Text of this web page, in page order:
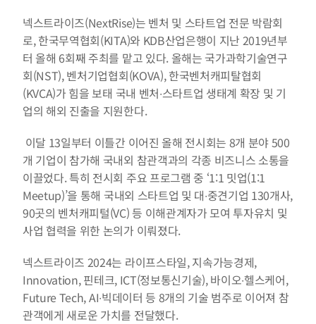
넥스트라이즈(NextRise)는 벤처 및 스타트업 전문 박람회
로, 한국무역협회(KITA)와 KDB산업은행이 지난 2019년부
터 올해 6회째 주최를 맡고 있다. 올해는 국가과학기술연구
회(NST), 벤처기업협회(KOVA), 한국벤처캐피탈협회
(KVCA)가 힘을 보태 국내 벤처∙스타트업 생태계 확장 및 기
업의 해외 진출을 지원한다.
이달 13일부터 이틀간 이어진 올해 전시회는 8개 분야 500
개 기업이 참가해 국내외 참관객과의 각종 비즈니스 소통을
이끌었다. 특히 전시회 주요 프로그램 중 ‘1:1 밋업(1:1
Meetup)’을 통해 국내외 스타트업 및 대∙중견기업 130개사,
90곳의 벤처캐피털(VC) 등 이해관계자가 모여 투자유치 및
사업 협력을 위한 논의가 이뤄졌다.
넥스트라이즈 2024는 라이프스타일, 지속가능경제,
Innovation, 핀테크, ICT(정보통신기술), 바이오∙헬스케어,
Future Tech, AI∙빅데이터 등 8개의 기술 범주로 이어져 참
관객에게 새로운 가치를 전달했다.